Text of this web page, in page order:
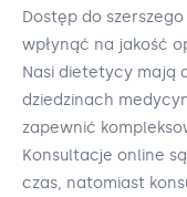
Dostęp do
wpłynąć na jakość
Nasi dietetycy mają
dziedzinach
zapewnić
Konsultacje online
czas, natomiast